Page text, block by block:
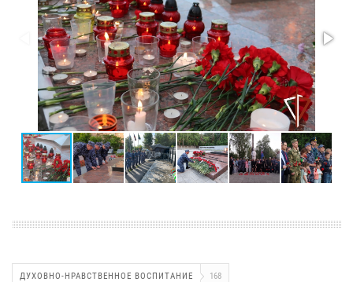
ДУХОВНО-НРАВСТВЕННОЕ ВОСПИТАНИЕ 168